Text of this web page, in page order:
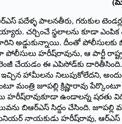
‌పదేళ్ళ పాలనతీరు, గరుకుల
చర్చించే స్థలాలను కూడా ఎంపిక
అడ్డుకున్నాయి. దీంతో
పోలీసులు హరీష్‌రావును, ఆ పార్టీ
చేయడం ఈ ఎపిసోడ్‌కు దారితీసింది.
హామీలను నిలుపుకోలేదని,
మంత్రి జూపల్లి క్రిష్ణారావు
హరీష్‌రావుకూడా ఉండాలన్న షరతు
బిఆర్‌ఎస్‌ ‌సిద్దం చేసింది.
‌నాయకుడు హరీష్‌రావు, ఆర్‌ఎస్‌